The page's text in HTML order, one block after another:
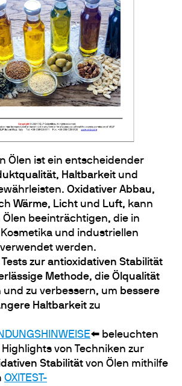
Ölen ist ein entscheidender
, Haltbarkeit und
Oxidativer Abbau,
Wärme, Licht und Luft, kann
Ölen beeinträchtigen, die in
und industriellen
werden.
zur antioxidativen Stabilität
Methode, die Ölqualität
zu verbessern, um bessere
Haltbarkeit zu
⬅️ beleuchten
von Techniken zur
Stabilität von Ölen mithilfe
OXITEST-